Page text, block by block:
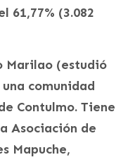
61,77% (3.082
Marilao (estudió
comunidad
Contulmo. Tiene
Asociación de
Mapuche,